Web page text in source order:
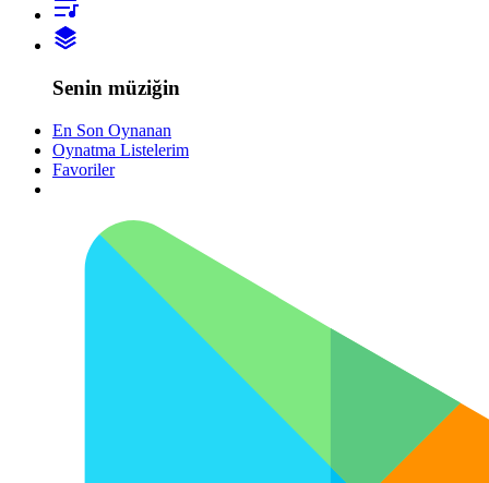
Senin müziğin
En Son Oynanan
Oynatma Listelerim
Favoriler